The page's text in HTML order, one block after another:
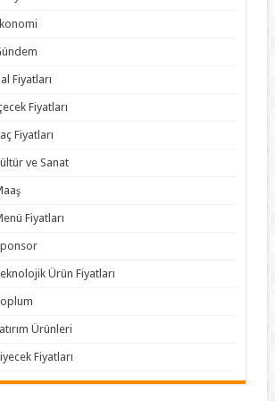
Fiyatları
Fiyatları
Fiyatları
ve Sanat
Fiyatları
Ürün Fiyatları
Ürünleri
Fiyatları